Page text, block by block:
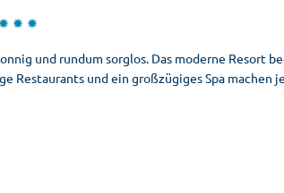
und rundum sorglos. Das moderne Resort
Restaurants und ein großzügiges Spa machen